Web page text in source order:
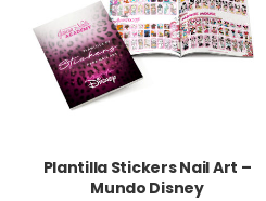
Plantilla Stickers Nail Art –
Mundo Disney